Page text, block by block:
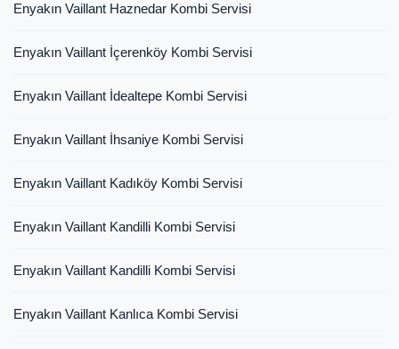
Enyakın Vaillant Haznedar Kombi Servisi
Enyakın Vaillant İçerenköy Kombi Servisi
Enyakın Vaillant İdealtepe Kombi Servisi
Enyakın Vaillant İhsaniye Kombi Servisi
Enyakın Vaillant Kadıköy Kombi Servisi
Enyakın Vaillant Kandilli Kombi Servisi
Enyakın Vaillant Kandilli Kombi Servisi
Enyakın Vaillant Kanlıca Kombi Servisi